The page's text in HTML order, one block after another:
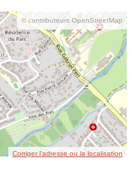
© contributeurs OpenStreetMap
Corriger l’adresse ou la localisation